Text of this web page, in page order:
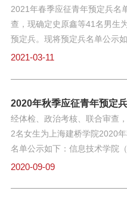
2021年春季应征青年预定兵名
查，现确定史原鑫等41名男生
预定兵。现将预定兵名单公示
鑫、高春成、王家林、于昊冬
炎、王耀兵、梁振民、吴晨瑞
家鹏、蒋欣、刘济玮、尹志成
（1人）：余卧龙职业技术学院
梁、李昊乾、刘严、陈乃振、
内以书面或电话形式向校武装
2021-03-11
2020年秋季应征青年预定
经体检、政治考核、联合审查
2名女生为上海建桥学院2020
名单公示如下：信息技术学院
潮、凌毅、陈浩华、李文潇、
2020-09-09